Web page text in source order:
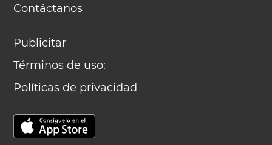
Contáctanos
Publicitar
Términos de uso:
Políticas de privacidad